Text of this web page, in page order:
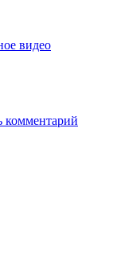
видео
комментарий